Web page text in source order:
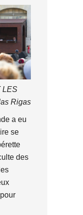
LES
Rigas
a eu
se
des